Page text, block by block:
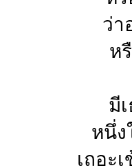
ว่า
ห
มี
หนึ่ง
เถอะ